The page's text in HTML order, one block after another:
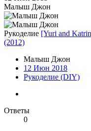
Малыш Джон
Рукоделие [Yuri and
(2012)
Малыш Джон
12 Июн 2018
Рукоделие (DIY)
Ответы
0